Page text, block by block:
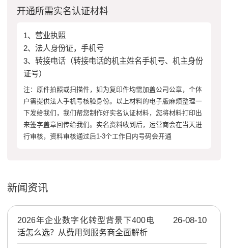
开通所需实名认证材料
1、营业执照
2、法人身份证，手机号
3、转接电话（转接电话的机主姓名手机号、机主身份
证号）
注：原件拍照或扫描件，如为复印件均需加盖公司公章，个体
户需提供法人手机号核验身份。以上材料的电子版麻烦整理一
下发给我们，我们帮您制作好实名认证材料，您将材料打印出
来签字盖章回传给我们。实名资料收到后，运营商会在当天进
行审核，资料审核通过后1-3个工作日内号码会开通
新闻资讯
2026年企业数字化转型背景下400电
话怎么选？从费用到服务商全面解析
26-08-10